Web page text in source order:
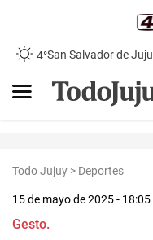
4°San Salvador de
Todo Jujuy > Deportes
15 de mayo de 2025 - 18:05
Gesto.